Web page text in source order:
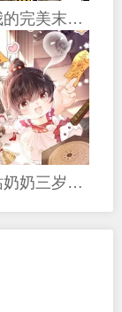
我的完美末世人生
姑奶奶三岁半，捧奶瓶算命全网宠